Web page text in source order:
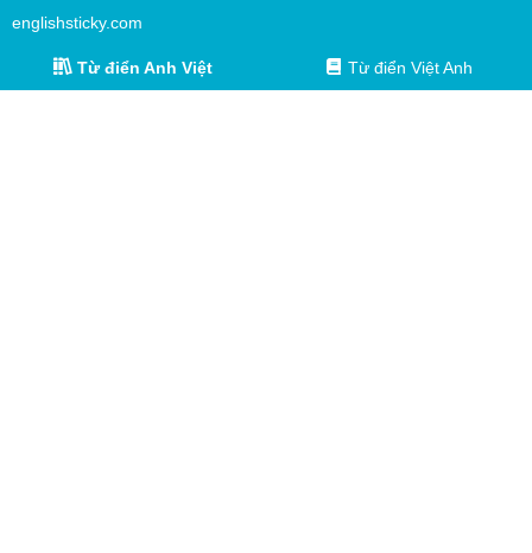
englishsticky.com
Từ điển Anh Việt Từ điển Việt Anh